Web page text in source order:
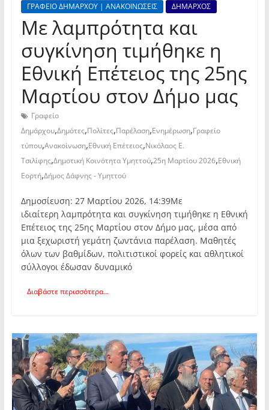
ΓΡΑΦΕΙΟ ΔΗΜΑΡΧΟΥ | ΑΝΑΚΟΙΝΩΣΕΙΣ
ΔΗΜΑΡΧΟΣ
Με λαμπρότητα και
συγκίνηση τιμήθηκε η
Εθνική Επέτειος της 25ης
Μαρτίου στον Δήμο μας
Γραφείο
Δημάρχου,Δημότες,Πολίτες,Παρέλαση,Ενημέρωση,Γραφείο
τύπου,Ανακοίνωση,Εθνική Επέτειος,Νικόλαος Ε.
Τσιλίφης,Δημοτική Κοινότητα Υμηττού,25η Μαρτίου 2026,Εθνική
Εορτή,Δήμος Δάφνης - Υμηττού
Δημοσίευση: 27 Μαρτίου 2026, 14:39Με
ιδιαίτερη λαμπρότητα και συγκίνηση τιμήθηκε η Εθνική
Επέτειος της 25ης Μαρτίου στον Δήμο μας, μέσα από
μια ξεχωριστή γεμάτη ζωντάνια παρέλαση. Μαθητές
όλων των βαθμίδων, πολιτιστικοί φορείς και αθλητικοί
σύλλογοι έδωσαν δυναμικό
Διαβάστε περισσότερα...